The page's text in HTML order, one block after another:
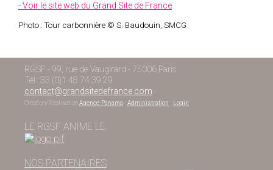
- Voir le site web du Grand Site de France
Photo : Tour carbonnière © S. Baudouin, SMCG
RGSF - 99, rue de Vaugirard - 75006 Paris
Tél : 33 (0)1 48 74 39 29
contact@grandsitedefrance.com
Création/RéalisationAgence-Panama - Administration - Login
LE RGSF ANIME LE
NOS PARTENAIRES